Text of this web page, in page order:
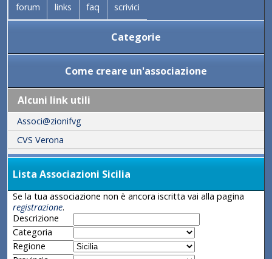
forum links faq scrivici
Categorie
Come creare un'associazione
Alcuni link utili
Associ@zionifvg
CVS Verona
Lista Associazioni Sicilia
Se la tua associazione non è ancora iscritta vai alla pagina
registrazione.
Descrizione
Categoria
Regione